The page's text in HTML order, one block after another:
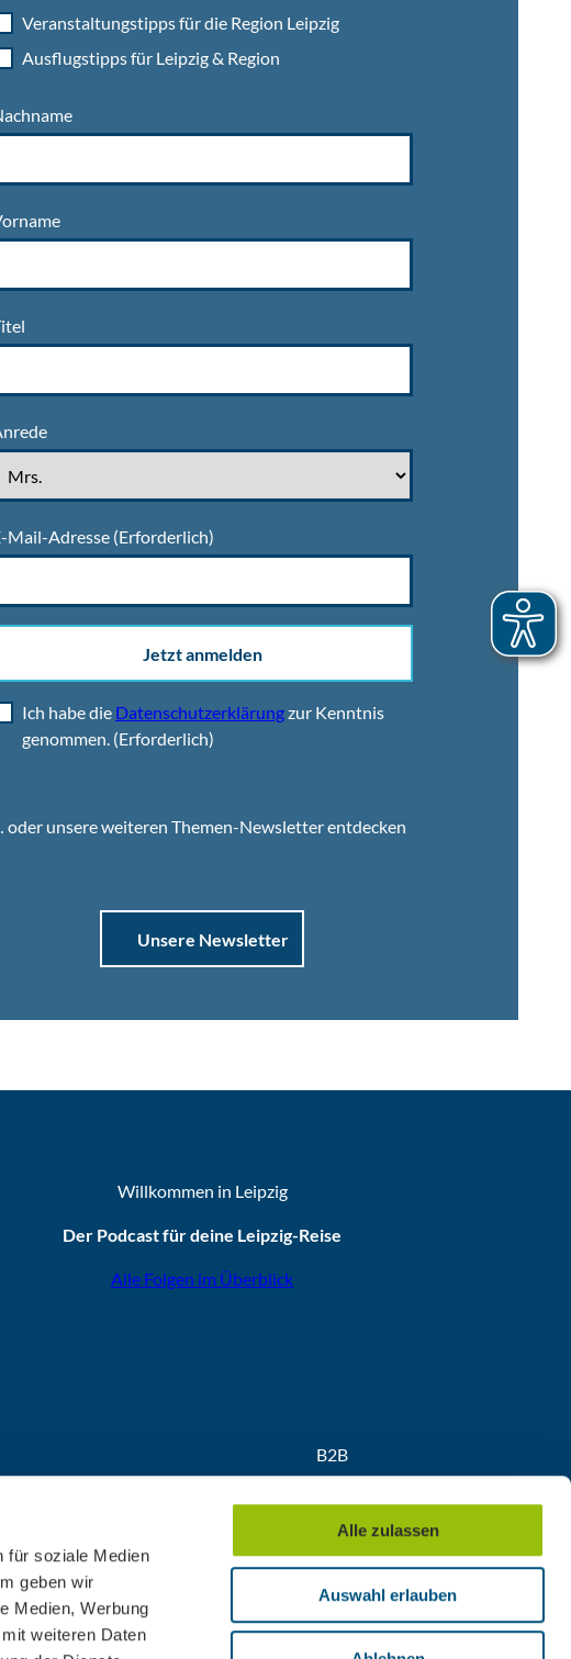
für soziale Medien
geben wir
Medien, Werbung
weiteren Daten
Alle zulassen
Auswahl erlauben
Veranstaltungstipps für die Region Leipzig
Ausflugstipps für Leipzig & Region
Mail-Adresse (Erforderlich)
Jetzt anmelden
Ich habe die Datenschutzerklärungzur Kenntnis
genommen. (Erforderlich)
oder unsere weiteren Themen-Newsletter entdecken
Unsere Newsletter
Willkommen in Leipzig
Der Podcast für deine Leipzig-Reise
Alle Folgen im Überblick
B2B
Medien
Convention